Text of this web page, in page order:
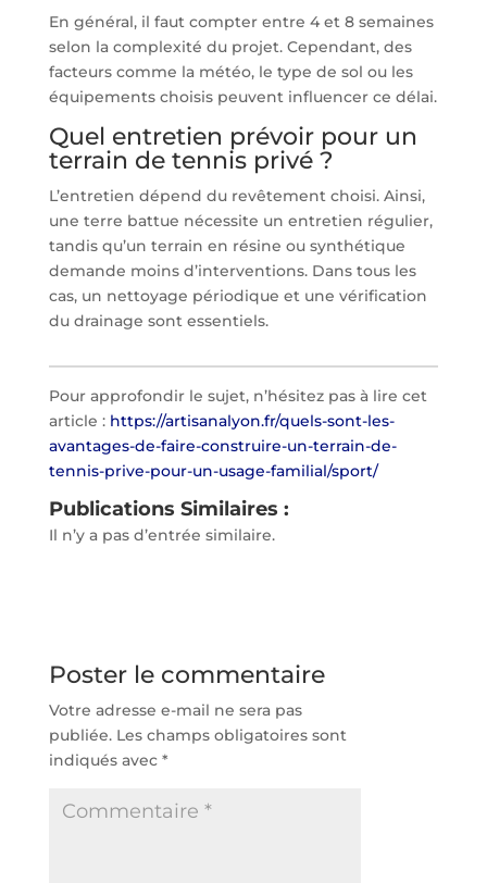
En général, il faut compter entre 4 et 8 semaines
selon la complexité du projet. Cependant, des
facteurs comme la météo, le type de sol ou les
équipements choisis peuvent influencer ce délai.
Quel entretien prévoir pour un
terrain de tennis privé ?
L’entretien dépend du revêtement choisi. Ainsi,
une terre battue nécessite un entretien régulier,
tandis qu’un terrain en résine ou synthétique
demande moins d’interventions. Dans tous les
cas, un nettoyage périodique et une vérification
du drainage sont essentiels.
Pour approfondir le sujet, n’hésitez pas à lire cet
article : https://artisanalyon.fr/quels-sont-les-
avantages-de-faire-construire-un-terrain-de-
tennis-prive-pour-un-usage-familial/sport/
Publications Similaires :
Il n’y a pas d’entrée similaire.
Poster le commentaire
Votre adresse e-mail ne sera pas
publiée. Les champs obligatoires sont
indiqués avec *